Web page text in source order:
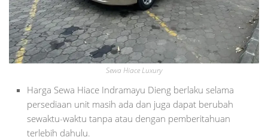
Sewa Hiace Luxury
Harga Sewa Hiace Indramayu Dieng berlaku selama
persediaan unit masih ada dan juga dapat berubah
sewaktu-waktu tanpa atau dengan pemberitahuan
terlebih dahulu.